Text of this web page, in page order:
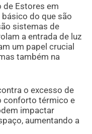
de Estores em
do que são
sistemas de
a entrada de luz
um papel crucial
também na
o excesso de
conforto térmico e
impactar
aumentando a